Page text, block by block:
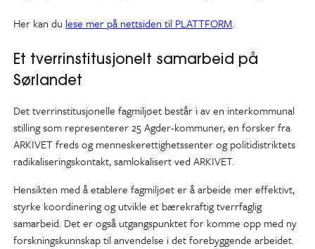
Her kan du lese mer på nettsiden til PLATTFORM.
Et tverrinstitusjonelt samarbeid på
Sørlandet
Det tverrinstitusjonelle fagmiljøet består i av en interkommunal
stilling som representerer 25 Agder-kommuner, en forsker fra
ARKIVET freds og menneskerettighetssenter og politidistriktets
radikaliseringskontakt, samlokalisert ved ARKIVET.
Hensikten med å etablere fagmiljøet er å arbeide mer effektivt,
styrke koordinering og utvikle et bærekraftig tverrfaglig
samarbeid. Det er også utgangspunktet for komme opp med ny
forskningskunnskap til anvendelse i det forebyggende arbeidet.